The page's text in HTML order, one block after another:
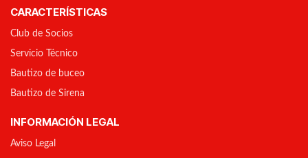
CARACTERÍSTICAS
Club de Socios
Servicio Técnico
Bautizo de buceo
Bautizo de Sirena
INFORMACIÓN LEGAL
Aviso Legal